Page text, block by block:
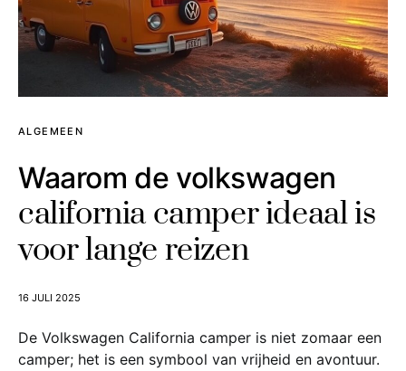
ALGEMEEN
Waarom de volkswagen
california camper ideaal is
voor lange reizen
16 JULI 2025
De Volkswagen California camper is niet zomaar een
camper; het is een symbool van vrijheid en avontuur.